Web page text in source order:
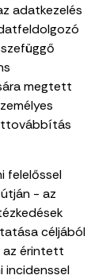
adatkezelés
megtett
felelőssel
- az
céljából
az érintett
incidenssel